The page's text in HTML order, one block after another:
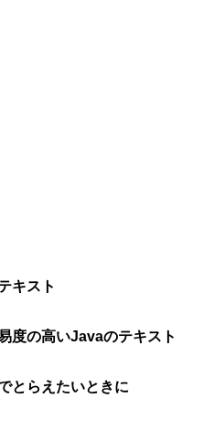
キスト
度の高いJavaのテキスト
とらえたいときに